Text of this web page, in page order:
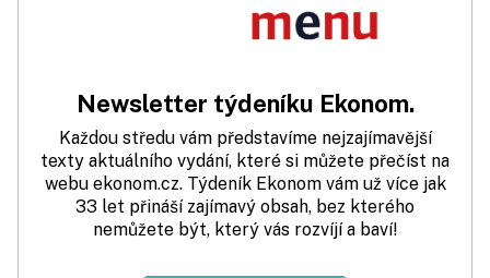
Newsletter týdeníku Ekonom.
Každou středu vám představíme nejzajímavější
texty aktuálního vydání, které si můžete přečíst na
webu ekonom.cz. Týdeník Ekonom vám už více jak
33 let přináší zajímavý obsah, bez kterého
nemůžete být, který vás rozvíjí a baví!